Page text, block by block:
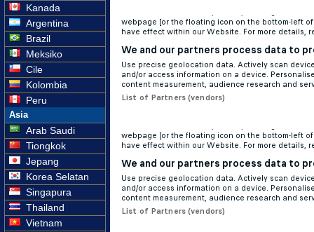
Kanada
Argentina
Brazil
Meksiko
Cile
Kolombia
Peru
Asia
Arab Saudi
Tiongkok
Jepang
Korea Selatan
Singapura
Thailand
Vietnam